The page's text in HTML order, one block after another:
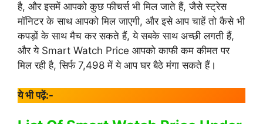
है, और इसमें आपको कुछ फीचर्स भी मिल जाते हैं, जैसे स्ट्रेस
मॉनिटर के साथ आपको मिल जाएगी, और इसे आप चाहें तो कैसे भी
कपड़ों के साथ मैच कर सकते हैं, ये सबके साथ अच्छी लगती हैं,
और ये Smart Watch Price आपको काफी कम कीमत पर
मिल रही है, सिर्फ 7,498 में ये आप घर बैठे मंगा सकते हैं।
ये भी पढ़ें:-